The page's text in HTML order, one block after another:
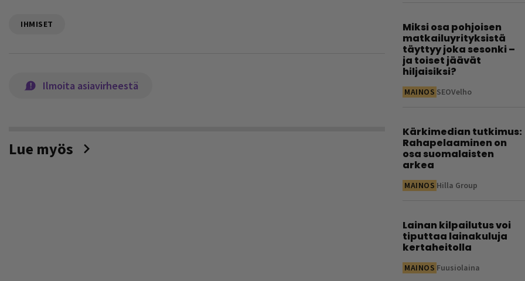
IHMISET
Ilmoita asiavirheestä
Lue myös
Miksi osa pohjoisen
matkailuyrityksistä
täyttyy joka sesonki –
ja toiset jäävät
hiljaisiksi?
MAINOS SEOVelho
Kärkimedian tutkimus:
Rahapelaaminen on
osa suomalaisten
arkea
MAINOS Hilla Group
Lainan kilpailutus voi
tiputtaa lainakuluja
kertaheitolla
MAINOS Fuusiolaina